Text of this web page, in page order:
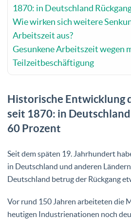
1870: in Deutschland
Wie wirken sich weitere
Arbeitszeit aus?
Gesunkene Arbeitszeit wegen
Teilzeitbeschäftigung
Historische Entwicklung
seit 1870: in
60 Prozent
Seit dem späten 19. Jahrhundert
in Deutschland und anderen
Deutschland betrug der Rückgang
Vor rund 150 Jahren arbeiteten die
heutigen Industrienationen noch